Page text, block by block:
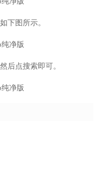
下图所示。
后点搜索即可。